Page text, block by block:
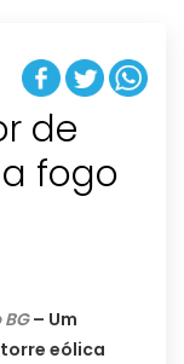
de
fogo
BG– Um
eólica